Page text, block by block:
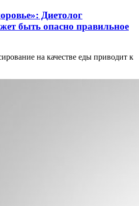
Диетолог
быть опасно правильное
на качестве еды приводит к